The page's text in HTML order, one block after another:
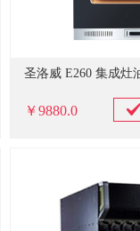
￥9880.0